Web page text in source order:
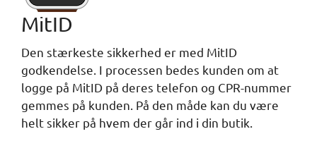
MitID
Den stærkeste sikkerhed er med MitID
godkendelse. I processen bedes kunden om at
logge på MitID på deres telefon og CPR-nummer
gemmes på kunden. På den måde kan du være
helt sikker på hvem der går ind i din butik.